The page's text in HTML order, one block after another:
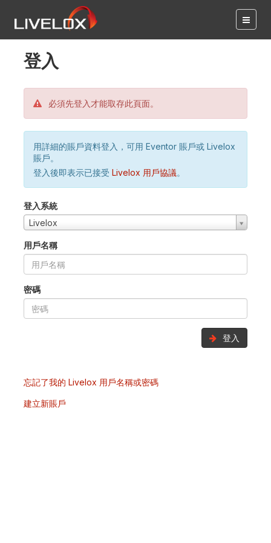
登入
必須先登入才能取存此頁面。
用詳細的賬戶資料登入，可用 Eventor 賬戶或 Livelox
賬戶。
登入後即表示已接受 Livelox 用戶協議。
登入系統
Livelox
用戶名稱
密碼
登入
忘記了我的 Livelox 用戶名稱或密碼
建立新賬戶